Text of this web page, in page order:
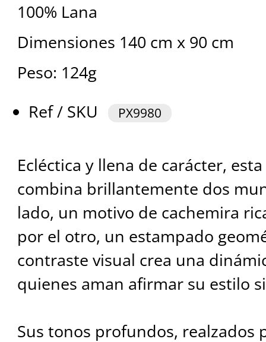
100% Lana
Dimensiones 140 cm x 90 cm
Peso: 124g
Ref / SKU
PX9980
Ecléctica y llena de carácter,
combina brillantemente dos
lado, un motivo de cachemira
por el otro, un estampado
contraste visual crea una
quienes aman afirmar su estilo
Sus tonos profundos, realzados